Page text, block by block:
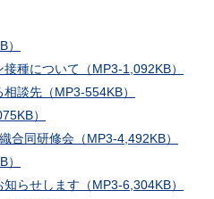
種について（MP3-1,092KB）
談先（MP3-554KB）
）
合同研修会（MP3-4,492KB）
らせします（MP3-6,304KB）